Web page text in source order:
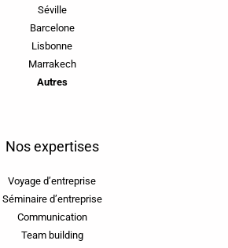
Séville
Barcelone
Lisbonne
Marrakech
Autres
Nos expertises
Voyage d’entreprise
Séminaire d’entreprise
Communication
Team building